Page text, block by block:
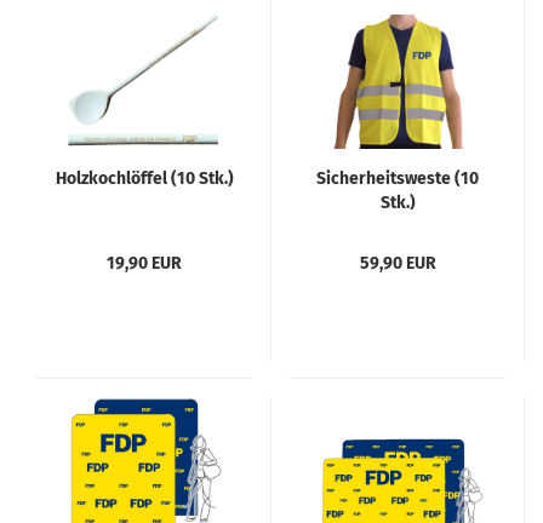
Holzkochlöffel (10 Stk.)
19,90 EUR
Sicherheitsweste (10
Stk.)
59,90 EUR